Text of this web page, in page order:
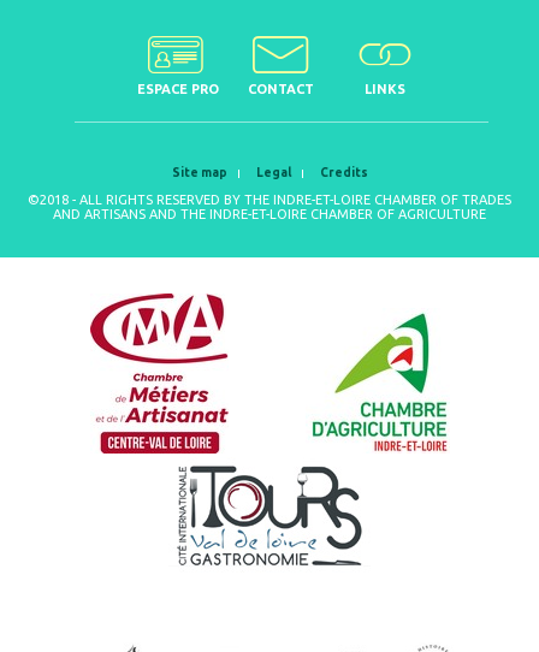
ESPACE PRO CONTACT LINKS
Site map Legal Credits
©2018 - ALL RIGHTS RESERVED BY THE INDRE-ET-LOIRE CHAMBER OF TRADES
AND ARTISANS AND THE INDRE-ET-LOIRE CHAMBER OF AGRICULTURE